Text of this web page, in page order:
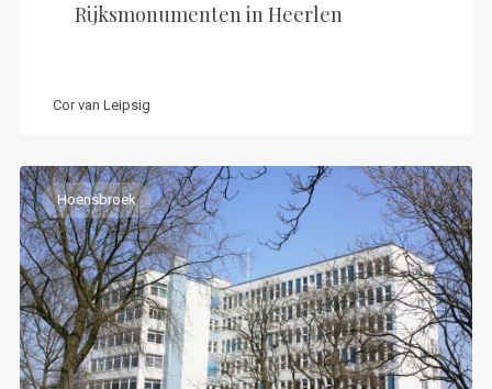
Rijksmonumenten in Heerlen
Cor van Leipsig
Hoensbroek